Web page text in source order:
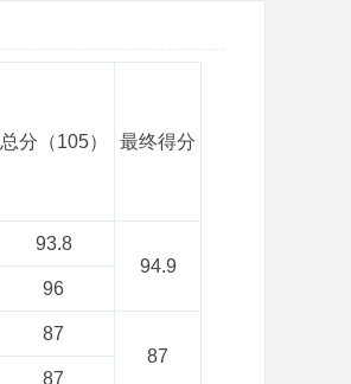
总分（105） 最终得分
93.8
94.9
96
87
87
87